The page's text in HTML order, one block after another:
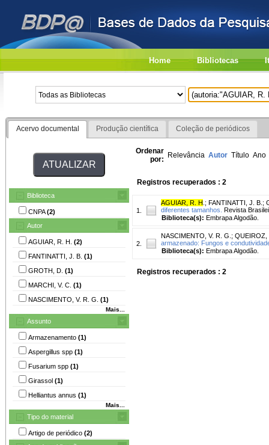
Home Bibliotecas
Acervo documental Produção científica Coleção de periódicos
Biblioteca
CNPA(2)
Autor
AGUIAR, R. H. (2)
FANTINATTI, J. B. (1)
GROTH, D. (1)
MARCHI, V. C. (1)
NASCIMENTO, V. R. G. (1)
Mais...
Assunto
Armazenamento (1)
Aspergillus spp (1)
Fusarium spp (1)
Girassol (1)
Helliantus annus (1)
Mais...
Tipo do material
Artigo de periódico (2)
Ordenar
por: Relevância Autor Título Ano
Registros recuperados : 2
1.
AGUIAR, R. H ; FANTINATTI, J. B. ;
diferentes tamanhos. Revista
Biblioteca(s): Embrapa Algodão.
2.
NASCIMENTO, V. R. G. ; QUEIROZ,
armazenado: Fungos e
Biblioteca(s): Embrapa Algodão.
Registros recuperados : 2